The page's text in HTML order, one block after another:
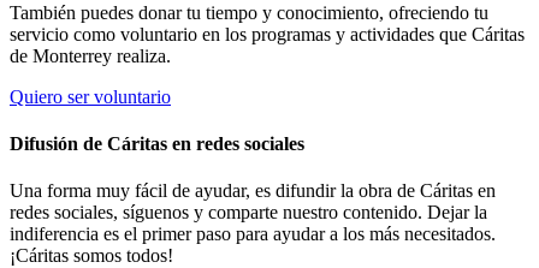
También puedes donar tu tiempo y conocimiento, ofreciendo tu
servicio como voluntario en los programas y actividades que Cáritas
de Monterrey realiza.
Quiero ser voluntario
Difusión de Cáritas en redes sociales
Una forma muy fácil de ayudar, es difundir la obra de Cáritas en
redes sociales, síguenos y comparte nuestro contenido. Dejar la
indiferencia es el primer paso para ayudar a los más necesitados.
¡Cáritas somos todos!